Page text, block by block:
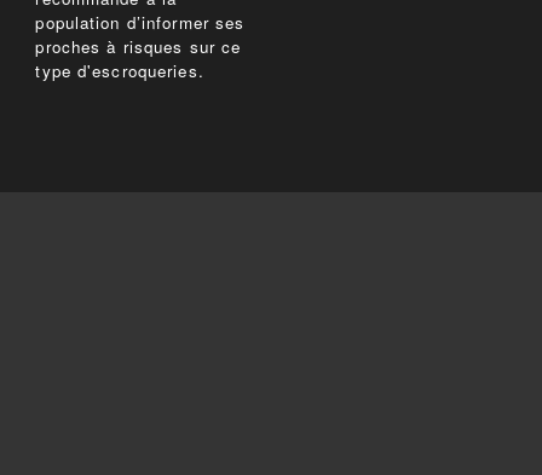
population d’informer ses
proches à risques sur ce
type d'escroqueries.